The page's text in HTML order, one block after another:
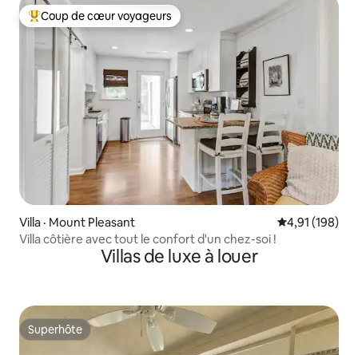
Coup de cœur voyageurs parmi les plus aimés
Coup de cœur voyageurs
Villa · Mount Pleasant Note
4,91 (198)
Villa côtière avec tout le confort d'un chez-soi !
Villas de luxe à louer
Superhôte
Superhôte